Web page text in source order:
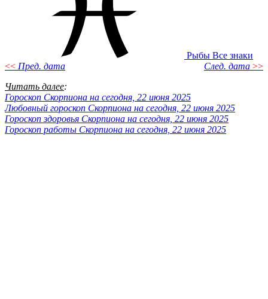
Рыбы Все знаки
<< Пред. дата След. дата >>
Читать далее:
Гороскоп Скорпиона на сегодня, 22 июня 2025
Любовный гороскоп Скорпиона на сегодня, 22 июня 2025
Гороскоп здоровья Скорпиона на сегодня, 22 июня 2025
Гороскоп работы Скорпиона на сегодня, 22 июня 2025